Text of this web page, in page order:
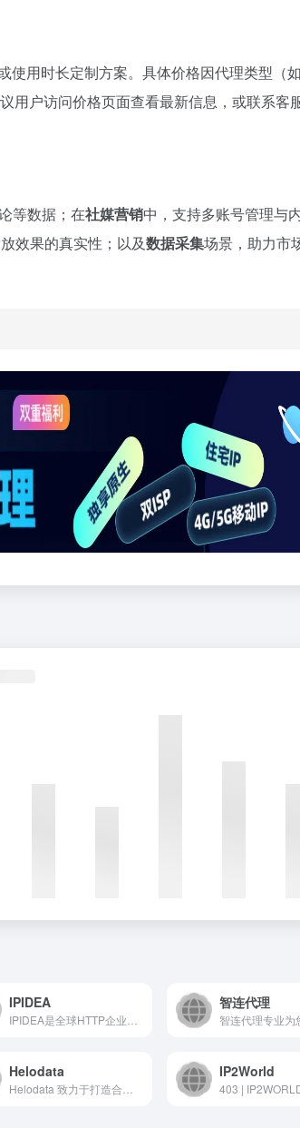
使用时长定制方案。具体价格因代理类型（
用户访问价格页面查看最新信息，或联系客
等数据；在社媒营销中，支持多账号管理与
效果的真实性；以及数据采集场景，助力市
IPIDEA 智连代理
Helodata IP2World
403 |